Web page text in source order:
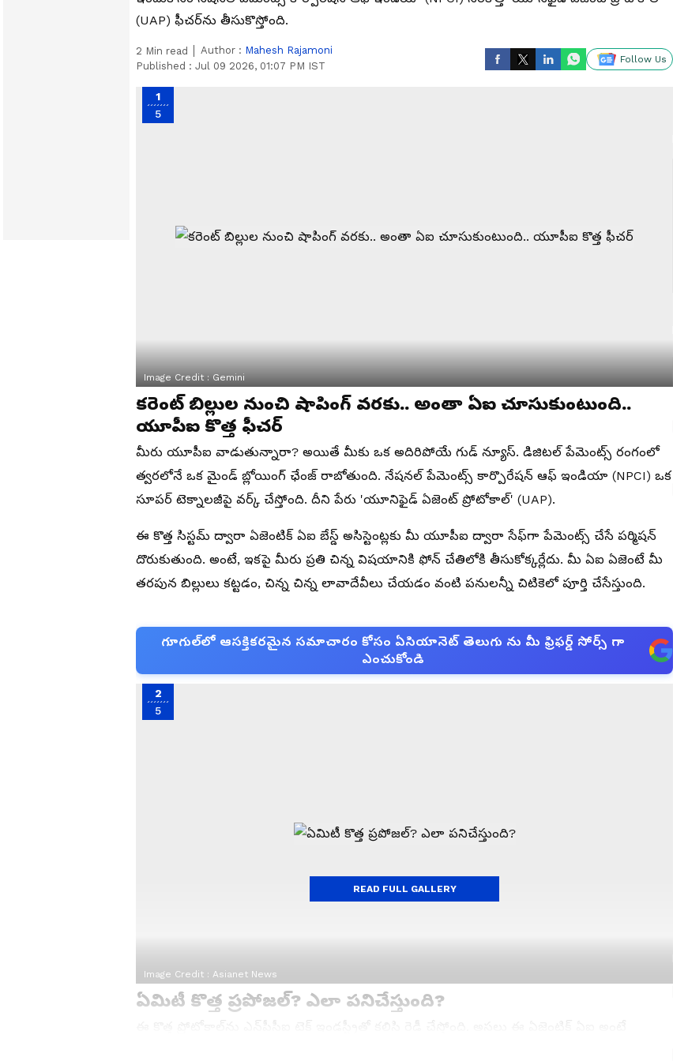
(UAP) ఫీచర్‌ను తీసుకొస్తోంది.
2 Min read Author : Mahesh Rajamoni
Published : Jul 09 2026, 01:07 PM IST
Follow Us
1
5
Image Credit : Gemini
కరెంట్ బిల్లుల నుంచి షాపింగ్ వరకు.. అంతా ఏఐ చూసుకుంటుంది..
యూపీఐ కొత్త ఫీచర్
మీరు యూపీఐ వాడుతున్నారా? అయితే మీకు ఒక అదిరిపోయే గుడ్ న్యూస్. డిజిటల్ పేమెంట్స్ రంగంలో
త్వరలోనే ఒక మైండ్ బ్లోయింగ్ ఛేంజ్ రాబోతుంది. నేషనల్ పేమెంట్స్ కార్పొరేషన్ ఆఫ్ ఇండియా (NPCI) ఒక
సూపర్ టెక్నాలజీపై వర్క్ చేస్తోంది. దీని పేరు 'యూనిఫైడ్ ఏజెంట్ ప్రోటోకాల్' (UAP).
ఈ కొత్త సిస్టమ్ ద్వారా ఏజెంటిక్ ఏఐ బేస్డ్ అసిస్టెంట్లకు మీ యూపీఐ ద్వారా సేఫ్‌గా పేమెంట్స్ చేసే పర్మిషన్
దొరుకుతుంది. అంటే, ఇకపై మీరు ప్రతి చిన్న విషయానికి ఫోన్ చేతిలోకి తీసుకోక్కర్లేదు. మీ ఏఐ ఏజెంటే మీ
తరపున బిల్లులు కట్టడం, చిన్న చిన్న లావాదేవీలు చేయడం వంటి పనులన్నీ చిటికెలో పూర్తి చేసేస్తుంది.
గూగుల్‌లో ఆసక్తికరమైన సమాచారం కోసం ఏసియానెట్ తెలుగు ను మీ ఫ్రిఫర్డ్ సోర్స్ గా
ఎంచుకోండి
2
5
Image Credit : Asianet News
ఏమిటీ కొత్త ప్రపోజల్? ఎలా పనిచేస్తుంది?
READ FULL GALLERY